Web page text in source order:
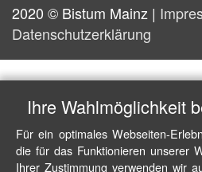
2020 © Bistum Mainz |
Datenschutzerklärung
Ihre Wahlmöglichkeit
Für ein optimales Webseiten-
die für das Funktionieren unserer
Ihrer Zustimmung verwenden wir